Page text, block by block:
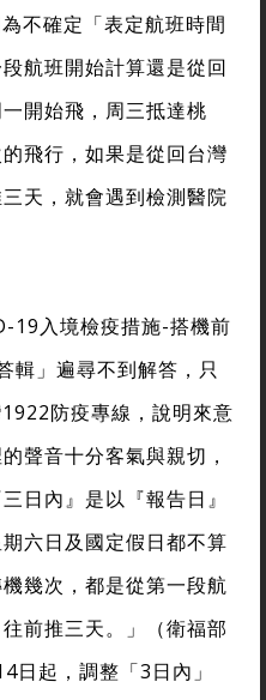
不確定「表定航班時間
航班開始計算還是從回
開始飛，周三抵達桃
飛行，如果是從回台灣
天，就會遇到檢測醫院
19入境檢疫措施-搭機前
輯」遍尋不到解答，只
防疫專線，說明來意
聲音十分客氣與親切，
日內』是以『報告日』
六日及國定假日都不算
幾次，都是從第一段航
前推三天。」（衛福部
日起，調整「3日內」